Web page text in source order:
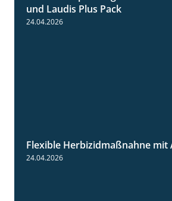
und Laudis Plus Pack
24.04.2026
Flexible Herbizidmaßnahne mit
24.04.2026